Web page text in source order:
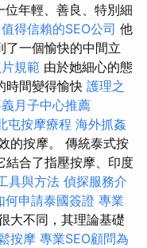
年輕、善良、特別細
值得信賴的SEO公司 他
了一個愉快的中間立
規範 由於她細心的態
時間變得愉快 護理之
月子中心推薦
屯按摩療程 海外抓姦
的按摩。 傳統泰式按
結合了指壓按摩、印度
具與方法 偵探服務介
何申請泰國簽證 專業
大不同，其理論基礎
按摩 專業SEO顧問為